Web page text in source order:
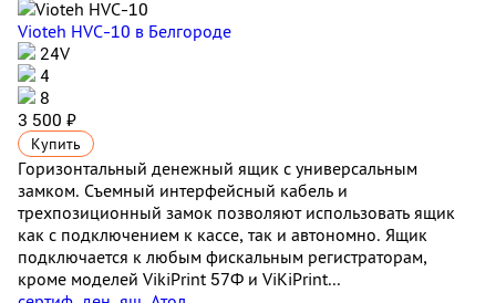
Vioteh HVC-10 в Белгороде
24V
4
8
3 500 ₽
Купить
Горизонтальный денежный ящик с универсальным
замком. Съемный интерфейсный кабель и
трехпозиционный замок позволяют использовать ящик
как с подключением к кассе, так и автономно. Ящик
подключается к любым фискальным регистраторам,
кроме моделей VikiPrint 57Ф и ViKiPrint...